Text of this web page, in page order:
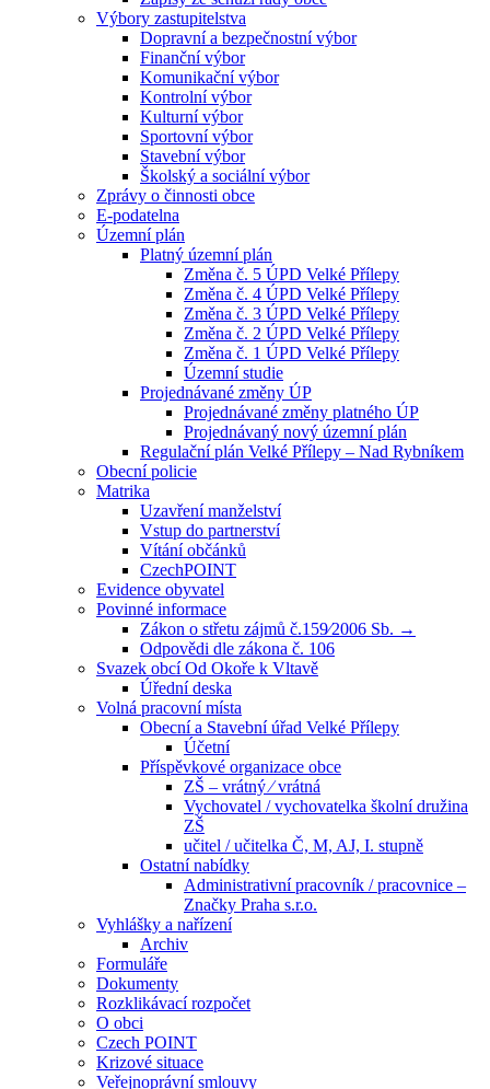
Výbory zastupitelstva
Dopravní a bezpečnostní výbor
Finanční výbor
Komunikační výbor
Kontrolní výbor
Kulturní výbor
Sportovní výbor
Stavební výbor
Školský a sociální výbor
Zprávy o činnosti obce
E-podatelna
Územní plán
Platný územní plán
Změna č. 5 ÚPD Velké Přílepy
Změna č. 4 ÚPD Velké Přílepy
Změna č. 3 ÚPD Velké Přílepy
Změna č. 2 ÚPD Velké Přílepy
Změna č. 1 ÚPD Velké Přílepy
Územní studie
Projednávané změny ÚP
Projednávané změny platného ÚP
Projednávaný nový územní plán
Regulační plán Velké Přílepy – Nad Rybníkem
Obecní policie
Matrika
Uzavření manželství
Vstup do partnerství
Vítání občánků
CzechPOINT
Evidence obyvatel
Povinné informace
Zákon o střetu zájmů č.159⁄2006 Sb. →
Odpovědi dle zákona č. 106
Svazek obcí Od Okoře k Vltavě
Úřední deska
Volná pracovní místa
Obecní a Stavební úřad Velké Přílepy
Účetní
Příspěvkové organizace obce
ZŠ – vrátný ⁄ vrátná
Vychovatel / vychovatelka školní družina
ZŠ
učitel / učitelka Č, M, AJ, I. stupně
Ostatní nabídky
Administrativní pracovník / pracovnice –
Značky Praha s.r.o.
Vyhlášky a nařízení
Archiv
Formuláře
Dokumenty
Rozklikávací rozpočet
O obci
Czech POINT
Krizové situace
Veřejnoprávní smlouvy